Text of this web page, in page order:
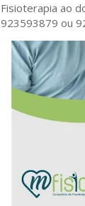
Fisioterapia ao
923593879 ou